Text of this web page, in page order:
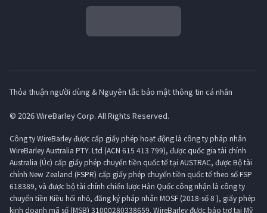
Thỏa thuận người dùng & Nguyên tắc bảo mật thông tin cá nhân
© 2026 WireBarley Corp. All Rights Reserved.
Công ty WireBarley được cấp giấy phép hoạt động là công ty pháp nhân
WireBarley Australia PTY. Ltd (ACN 615 413 799), được quốc gia tài chính
Australia (Úc) cấp giấy phép chuyển tiền quốc tế tại AUSTRAC, được Bộ tài
chính New Zealand (FSPR) cấp giấy phép chuyển tiền quốc tế theo số FSP
618389, và được bộ tài chính chiến lược Hàn Quốc công nhận là công ty
chuyển tiền Kiều hối nhỏ, đăng ký pháp nhân MOSF (2018-số 8 ), giấy phép
kinh doanh mã số (MSB) 31000280338659. WireBarley được bảo trợ tại Mỹ